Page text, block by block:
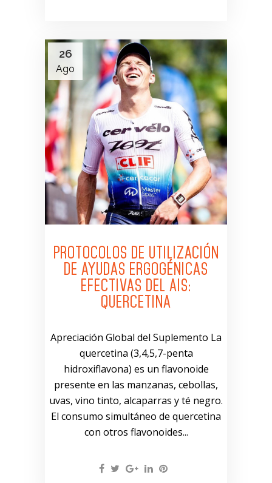
26
Ago
PROTOCOLOS DE UTILIZACIÓN
DE AYUDAS ERGOGÉNICAS
EFECTIVAS DEL AIS:
QUERCETINA
Apreciación Global del Suplemento La
quercetina (3,4,5,7-penta
hidroxiflavona) es un flavonoide
presente en las manzanas, cebollas,
uvas, vino tinto, alcaparras y té negro.
El consumo simultáneo de quercetina
con otros flavonoides...